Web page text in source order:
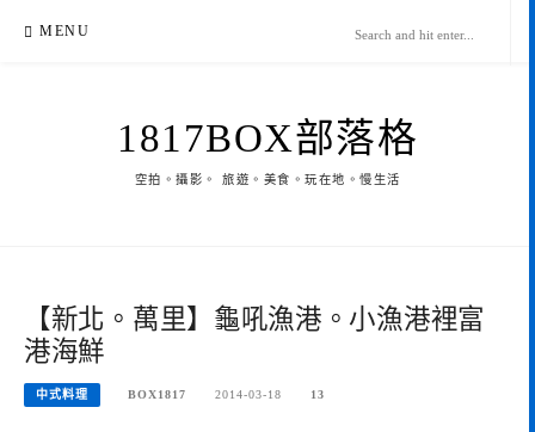
MENU
1817BOX部落格
空拍。攝影。 旅遊。美食。玩在地。慢生活
【新北。萬里】龜吼漁港。小漁港裡富
港海鮮
中式料理 BOX1817 2014-03-18 13